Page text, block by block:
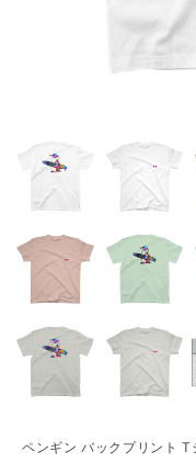
ペンギン バックプリント T